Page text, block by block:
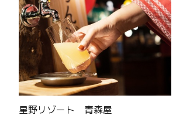
星野リゾート 青森屋